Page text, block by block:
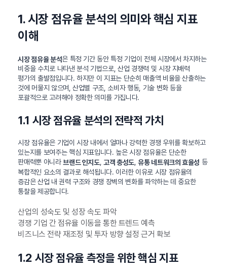
1. 시장 점유율 분석의 의미와 핵심 지표
이해
시장 점유율 분석은 특정 기간 동안 특정 기업이 전체 시장에서 차지하는
비중을 수치로 나타낸 분석 기법으로, 산업 경쟁력 및 시장 지배력
평가의 출발점입니다. 하지만 이 지표는 단순히 매출액 비율을 산출하는
것에 머물지 않으며, 산업별 구조, 소비자 행동, 기술 변화 등을
포괄적으로 고려해야 정확한 의미를 가집니다.
1.1 시장 점유율 분석의 전략적 가치
시장 점유율은 기업이 시장 내에서 얼마나 강력한 경쟁 우위를 확보하고
있는지를 보여주는 핵심 지표입니다. 높은 시장 점유율은 단순한
판매력뿐 아니라브랜드 인지도,고객 충성도,유통 네트워크의 효율성 등
복합적인 요소의 결과로 해석됩니다. 이러한 이유로 시장 점유율의
증감은 산업 내 권력 구조와 경쟁 장벽의 변화를 파악하는 데 중요한
통찰을 제공합니다.
산업의 성숙도 및 성장 속도 파악
경쟁 기업 간 점유율 이동을 통한 트렌드 예측
비즈니스 전략 재조정 및 투자 방향 설정 근거 확보
1.2 시장 점유율 측정을 위한 핵심 지표